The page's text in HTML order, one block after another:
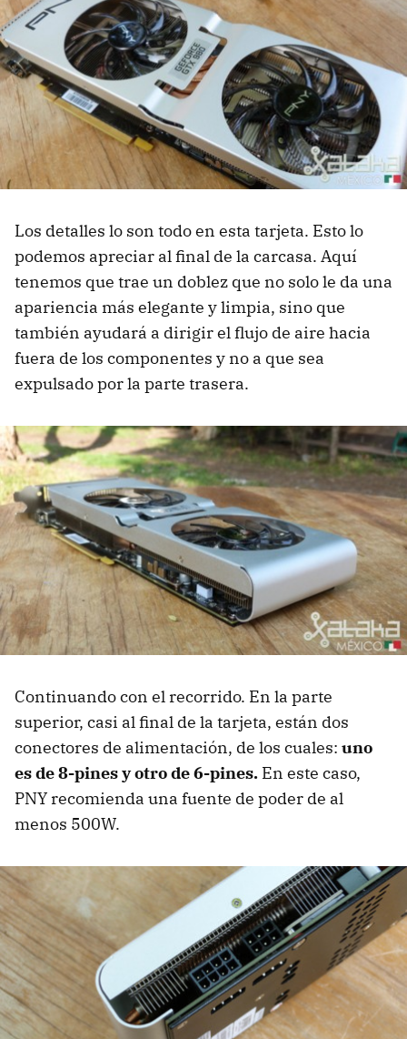
Los detalles lo son todo en esta tarjeta. Esto lo
podemos apreciar al final de la carcasa. Aquí
tenemos que trae un doblez que no solo le da una
apariencia más elegante y limpia, sino que
también ayudará a dirigir el flujo de aire hacia
fuera de los componentes y no a que sea
expulsado por la parte trasera.
Continuando con el recorrido. En la parte
superior, casi al final de la tarjeta, están dos
conectores de alimentación, de los cuales: uno
es de 8-pines y otro de 6-pines. En este caso,
PNY recomienda una fuente de poder de al
menos 500W.